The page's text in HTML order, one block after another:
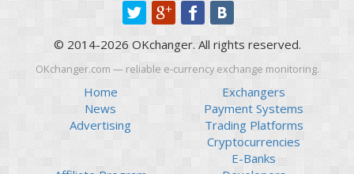
© 2014-2026 OKchanger. All rights reserved.
OKchanger.com — reliable e-currency exchange monitoring.
Home
News
Advertising
Exchangers
Payment Systems
Trading Platforms
Cryptocurrencies
E-Banks